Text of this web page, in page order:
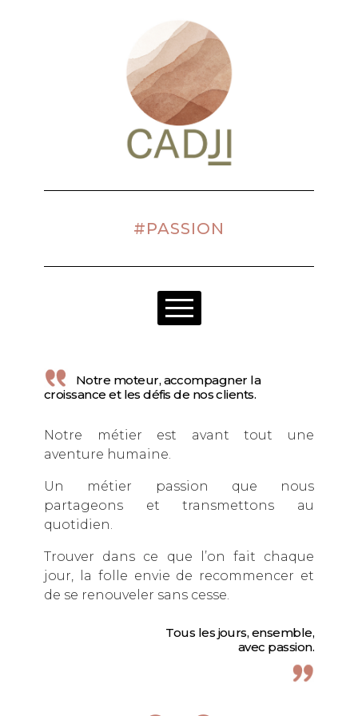
#PASSION
NOTRE IDENTITÉ
ÉQUIPE
NOS CLIENTS
NOUS REJOINDRE
Notre moteur, accompagner la
croissance et les défis de nos clients.
Notre métier est avant tout une
aventure humaine.
Un métier passion que nous
partageons et transmettons au
quotidien.
Trouver dans ce que l’on fait chaque
jour, la folle envie de recommencer et
de se renouveler sans cesse.
Tous les jours, ensemble,
avec passion.